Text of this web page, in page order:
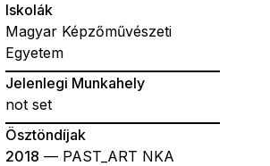
Iskolák
Magyar Képzőművészeti
Egyetem
Jelenlegi Munkahely
not set
Ösztöndíjak
2018 — PAST_ART NKA